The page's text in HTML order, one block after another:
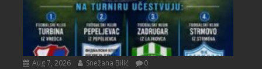
Aug 7, 2026 Snežana Bilić 0